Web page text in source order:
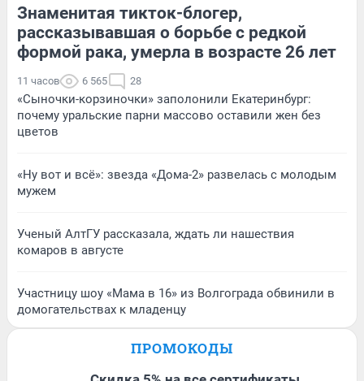
Знаменитая тикток-блогер,
рассказывавшая о борьбе с редкой
формой рака, умерла в возрасте 26 лет
11 часов 6 565 28
«Сыночки-корзиночки» заполонили Екатеринбург:
почему уральские парни массово оставили жен без
цветов
«Ну вот и всё»: звезда «Дома-2» развелась с молодым
мужем
Ученый АлтГУ рассказала, ждать ли нашествия
комаров в августе
Участницу шоу «Мама в 16» из Волгограда обвинили в
домогательствах к младенцу
ПРОМОКОДЫ